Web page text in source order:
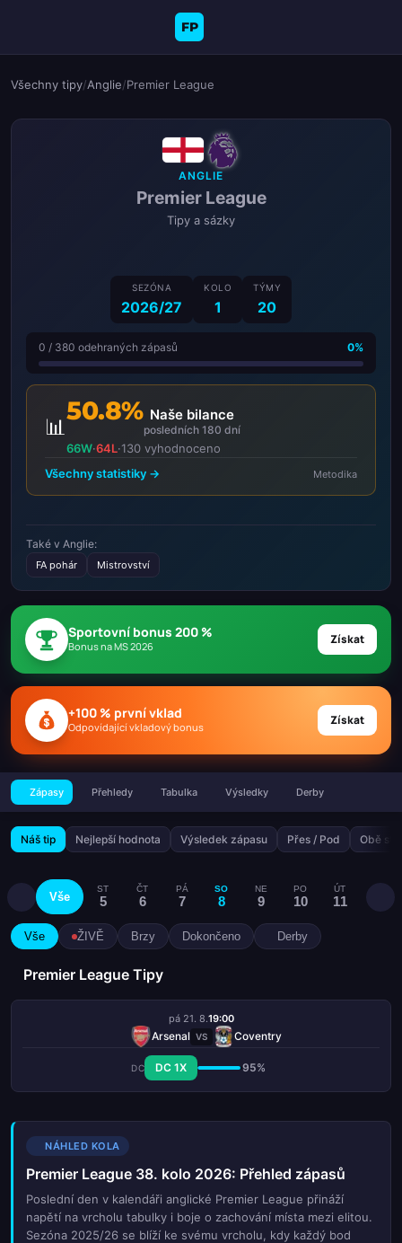
FP
Všechny tipy/Anglie/Premier League
ANGLIE
Premier League
Tipy a sázky
SEZÓNA
2026/27
KOLO
1
TÝMY
20
0 / 380 odehraných zápasů 0%
📊
50.8% Naše bilance
posledních 180 dní
66W·64L·130 vyhodnoceno
Všechny statistiky →
Metodika
Také v Anglie:
FA pohár Mistrovství
Sportovní bonus 200 %
Bonus na MS 2026 Získat
+100 % první vklad
Odpovídající vkladový bonus Získat
Zápasy Přehledy Tabulka Výsledky Derby
Náš tip Nejlepší hodnota Výsledek zápasu Přes / Pod Obě
Vše
ST
5
ČT
6
PÁ
7
SO
8
NE
9
PO
10
ÚT
11
Vše ŽIVĚ Brzy Dokončeno Derby
Premier League Tipy
pá 21. 8.19:00
Arsenal VS Coventry
DC DC 1X 95%
NÁHLED KOLA
Premier League 38. kolo 2026: Přehled zápasů
Poslední den v kalendáři anglické Premier League přináží
napětí na vrcholu tabulky i boje o zachování místa mezi elitou.
Sezóna 2025/26 se blíží ke svému vrcholu, kdy každý bod